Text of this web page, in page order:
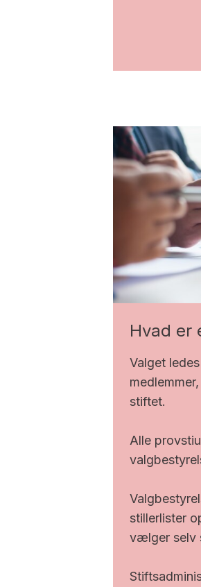
Hvad er
Valget
stiftet.
Alle
stillerlister
vælger selv